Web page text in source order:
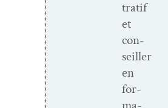
tratif
et
con­
seiller
en
for­